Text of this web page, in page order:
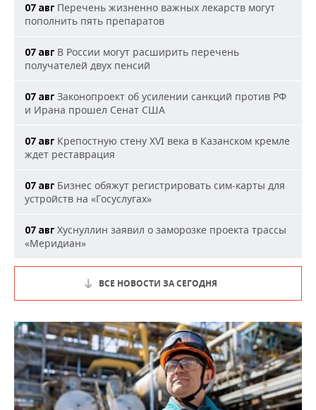
07 авг Перечень жизненно важных лекарств могут
пополнить пять препаратов
07 авг В России могут расширить перечень
получателей двух пенсий
07 авг Законопроект об усилении санкций против РФ
и Ирана прошел Сенат США
07 авг Крепостную стену XVI века в Казанском кремле
ждет реставрация
07 авг Бизнес обяжут регистрировать сим-карты для
устройств на «Госуслугах»
07 авг Хуснуллин заявил о заморозке проекта трассы
«Меридиан»
ВСЕ НОВОСТИ ЗА СЕГОДНЯ